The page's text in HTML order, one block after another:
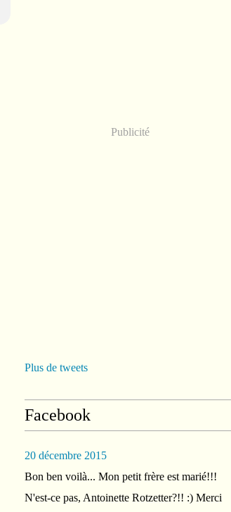
Publicité
Plus de tweets
Facebook
20 décembre 2015
Bon ben voilà... Mon petit frère est marié!!!
N'est-ce pas, Antoinette Rotzetter?!! :) Merci